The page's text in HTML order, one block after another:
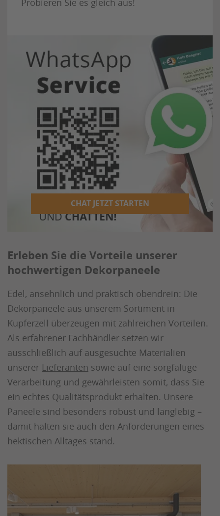
CHAT JETZT STARTEN
Erleben Sie die Vorteile unserer
hochwertigen Dekorpaneele
Edel, ansehnlich und praktisch obendrein: Die
Dekorpaneele aus unserem Sortiment in
Kupferzell überzeugen mit zahlreichen Vorteilen.
Als erfahrener Fachhändler setzen wir
ausschließlich auf ausgesuchte Materialien
unserer Lieferanten sowie auf eine sorgfältige
Verarbeitung und gewährleisten somit, dass Sie
ein echtes Qualitätsprodukt erhalten. Unsere
Paneele sind besonders robust und langlebig –
damit halten sie auch den Anforderungen eines
hektischen Alltages stand.